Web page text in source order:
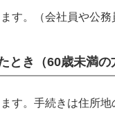
す。（会社員や公
とき（60歳未満の
す。手続きは住所地